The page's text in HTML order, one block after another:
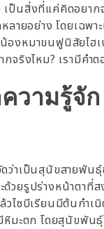
ป็นสิ่งที่แค่คิดอยาก
ายอย่าง โดยเฉพ
องหมาขนฟูนิสัยไฮ
จริงไหม? เรามีคำ
วามรู้จั
ว่าเป็นสุนัขสายพั
วยรูปร่างหน้าตา
ไซบีเรียนมีต้นกำเ
หิมะตก โดยสุนัขพั